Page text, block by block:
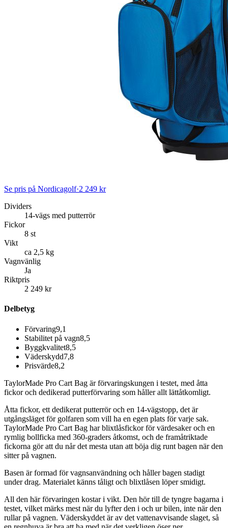
Se pris på Nordicagolf·2 249 kr
Dividers
14-vägs med putterrör
Fickor
8 st
Vikt
ca 2,5 kg
Vagnvänlig
Ja
Riktpris
2 249 kr
Delbetyg
Förvaring9,1
Stabilitet på vagn8,5
Byggkvalitet8,5
Väderskydd7,8
Prisvärde8,2
TaylorMade Pro Cart Bag är förvaringskungen i testet, med åtta
fickor och dedikerad putterförvaring som håller allt lättåtkomligt.
Åtta fickor, ett dedikerat putterrör och en 14-vägstopp, det är
utgångsläget för golfaren som vill ha en egen plats för varje sak.
TaylorMade Pro Cart Bag har blixtlåsfickor för värdesaker och en
rymlig bollficka med 360-graders åtkomst, och de framåtriktade
fickorna gör att du når det mesta utan att böja dig runt bagen när den
sitter på vagnen.
Basen är formad för vagnsanvändning och håller bagen stadigt
under drag. Materialet känns tåligt och blixtlåsen löper smidigt.
All den här förvaringen kostar i vikt. Den hör till de tyngre bagarna i
testet, vilket märks mest när du lyfter den i och ur bilen, inte när den
rullar på vagnen. Väderskyddet är av det vattenavvisande slaget, så